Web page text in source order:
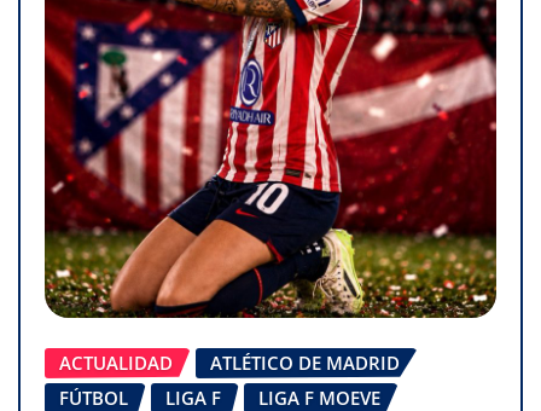
ACTUALIDAD
ATLÉTICO DE MADRID
FÚTBOL
LIGA F
LIGA F MOEVE